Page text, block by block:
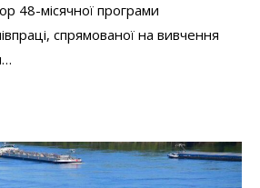
48-місячної програми
спрямованої на вивчення